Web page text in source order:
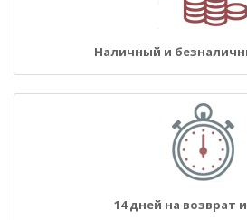
Наличный и
14 дней на возврат